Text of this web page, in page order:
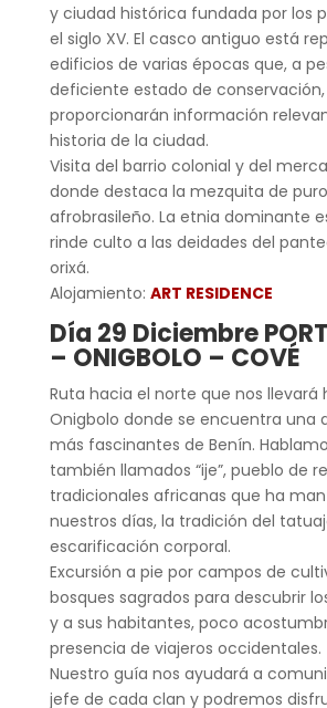
y ciudad histórica fundada por los
el siglo XV. El casco antiguo está
edificios de varias épocas que, a
deficiente estado de conservación,
proporcionarán información
historia de la ciudad.
Visita del barrio colonial y del
donde destaca la mezquita de
afrobrasileño. La etnia dominante
rinde culto a las deidades del
orixá.
Alojamiento: ART RESIDENCE
Día 29 Diciembre
– ONIGBOLO – COVÉ
Ruta hacia el norte que nos llevará
Onigbolo donde se encuentra una
más fascinantes de Benín.
también llamados “ije”, pueblo de
tradicionales africanas que ha
nuestros días, la tradición del
escarificación corporal.
Excursión a pie por campos de
bosques sagrados para descubrir
y a sus habitantes, poco
presencia de viajeros occidentales.
Nuestro guía nos ayudará a
jefe de cada clan y podremos